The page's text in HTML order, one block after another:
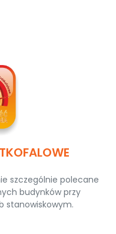
szczególnie polecane
budynków przy
stanowiskowym.